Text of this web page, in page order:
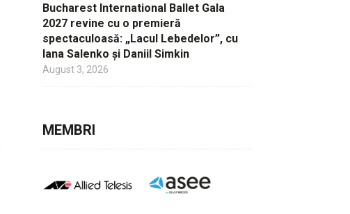
Bucharest International Ballet Gala
2027 revine cu o premieră
spectaculoasă: „Lacul Lebedelor”, cu
Iana Salenko și Daniil Simkin
August 3, 2026
MEMBRI